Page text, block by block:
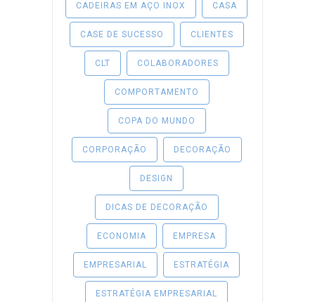
CADEIRAS EM AÇO INOX CASA
CASE DE SUCESSO CLIENTES
CLT COLABORADORES
COMPORTAMENTO
COPA DO MUNDO
CORPORAÇÃO DECORAÇÃO
DESIGN
DICAS DE DECORAÇÃO
ECONOMIA EMPRESA
EMPRESARIAL ESTRATÉGIA
ESTRATÉGIA EMPRESARIAL